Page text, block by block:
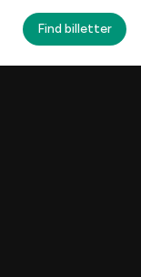
Find billetter